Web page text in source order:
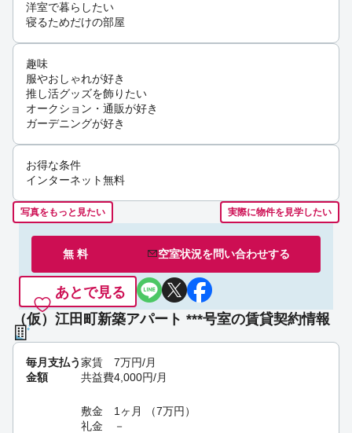
洋室で暮らしたい
寝るためだけの部屋
趣味
服やおしゃれが好き
推し活グッズを飾りたい
オークション・通販が好き
ガーデニングが好き
お得な条件
インターネット無料
写真をもっと見たい 実際に物件を見学したい
無 料 空室状況を問い合わせする
あとで見る
（仮）江田町新築アパート ***号室の賃貸契約情報
毎月支払う
金額
家賃 7万円/月
共益費4,000円/月
敷金 1ヶ月 （7万円 ）
礼金
－